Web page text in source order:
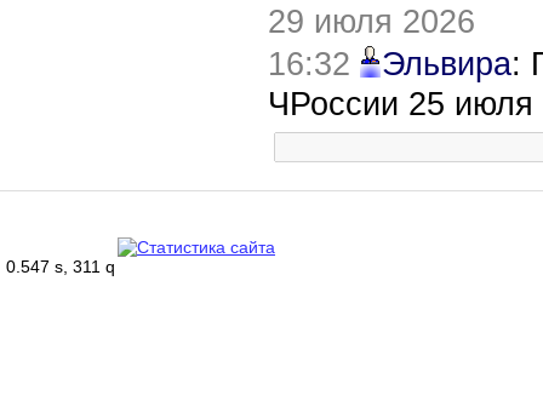
29 июля 2026
16:32
Эльвира:
ЧРоссии 25 июля
0.547 s, 311 q